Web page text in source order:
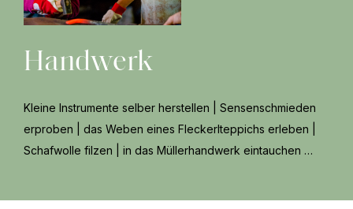
Handwerk
Kleine Instrumente selber herstellen | Sensenschmieden
erproben | das Weben eines Fleckerlteppichs erleben |
Schafwolle filzen | in das Müllerhandwerk eintauchen …